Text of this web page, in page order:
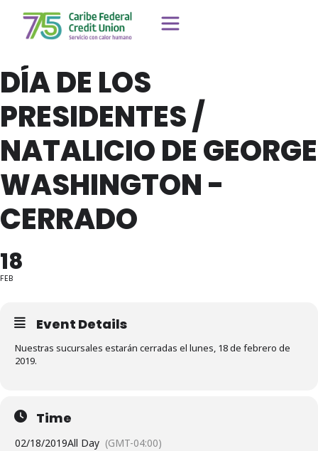
DÍA DE LOS
PRESIDENTES /
NATALICIO DE GEORGE
WASHINGTON -
CERRADO
18
FEB
Event Details
Nuestras sucursales estarán cerradas el lunes, 18 de febrero de
2019.
Time
02/18/2019All Day (GMT-04:00)